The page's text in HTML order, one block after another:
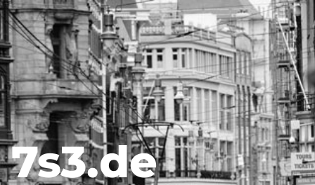
7s3.de